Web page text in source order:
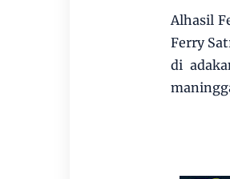
Alhasil
Ferry
di